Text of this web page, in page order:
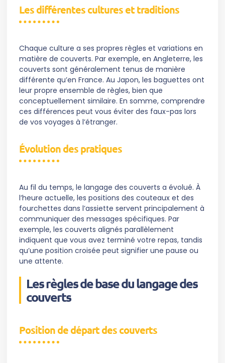
Les différentes cultures et traditions
Chaque culture a ses propres règles et variations en
matière de couverts. Par exemple, en Angleterre, les
couverts sont généralement tenus de manière
différente qu’en France. Au Japon, les baguettes ont
leur propre ensemble de règles, bien que
conceptuellement similaire. En somme, comprendre
ces différences peut vous éviter des faux-pas lors
de vos voyages à l’étranger.
Évolution des pratiques
Au fil du temps, le langage des couverts a évolué. À
l’heure actuelle, les positions des couteaux et des
fourchettes dans l’assiette servent principalement à
communiquer des messages spécifiques. Par
exemple, les couverts alignés parallèlement
indiquent que vous avez terminé votre repas, tandis
qu’une position croisée peut signifier une pause ou
une attente.
Les règles de base du langage des
couverts
Position de départ des couverts